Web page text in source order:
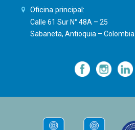
Oficina principal:
Calle 61 Sur N° 48A – 25
Sabaneta, Antioquia – Colombia.
— — —